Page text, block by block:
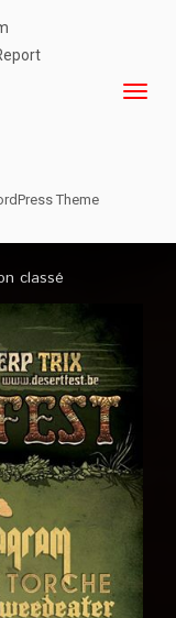
Theme
classé